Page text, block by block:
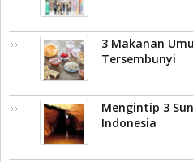
3 Makanan
Tersembunyi
Mengintip 3
Indonesia